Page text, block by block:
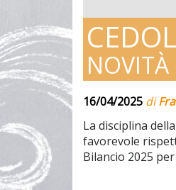
NOVITÀ
16/04/2025 di
La disciplina
favorevole
Bilancio 2025